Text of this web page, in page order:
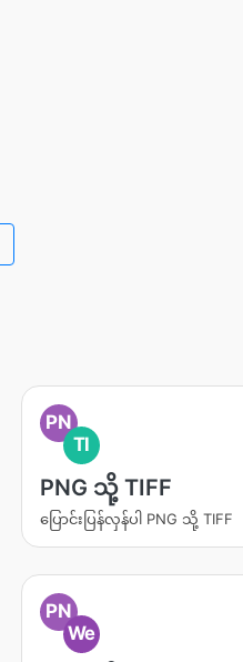
PN
TI
PNG သို့ TIFF
ပြောင်းပြန်လှန်ပါ PNG သို့ TIFF
PN
We